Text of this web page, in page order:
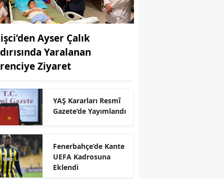
Ayser Çalık
Yaralanan
Ziyaret
YAŞ Kararları Resmî
Gazete’de Yayımlandı
Fenerbahçe’de Kante
UEFA Kadrosuna
Eklendi